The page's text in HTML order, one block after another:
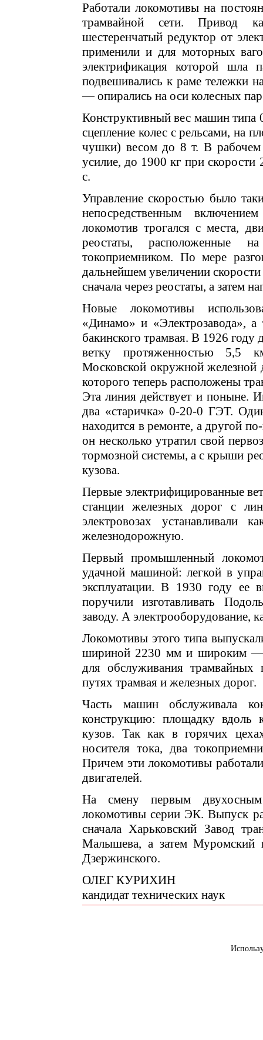
Работали локомотивы на
трамвайной сети. Привод
шестеренчатый редуктор от
применили и для моторных
электрификация которой шла
подвешивались к раме тележки
— опирались на оси колесных
Конструктивный вес машин
сцепление колес с рельсами, на
чушки) весом до 8 т. В рабочем
усилие, до 1900 кг при
с.
Управление скоростью было
непосредственным
локомотив трогался с места,
реостаты,
токоприемником. По мере
дальнейшем увеличении
сначала через реостаты, а затем
Новые локомотивы
«Динамо» и «Электрозавода»,
бакинского трамвая. В 1926 году
ветку протяженностью 5,5
Московской окружной железной
которого теперь расположены
Эта линия действует и поныне.
два «старичка» 0-20-0 ГЭТ.
находится в ремонте, а другой
он несколько утратил свой
тормозной системы, а с крыши
кузова.
Первые электрифицированные
станции железных дорог с
электровозах
железнодорожную.
Первый промышленный
удачной машиной: легкой в
эксплуатации. В 1930 году ее
поручили изготавливать
заводу. А электрооборудование,
Локомотивы этого типа
шириной 2230 мм и широким —
для обслуживания
путях трамвая и железных дорог.
Часть машин обслуживала
конструкцию: площадку вдоль
кузов. Так как в горячих
носителя тока, два
Причем эти локомотивы
двигателей.
На смену первым
локомотивы серии ЭК. Выпуск
сначала Харьковский Завод
Малышева, а затем Муромский
Дзержинского.
ОЛЕГ КУРИХИН
кандидат технических наук